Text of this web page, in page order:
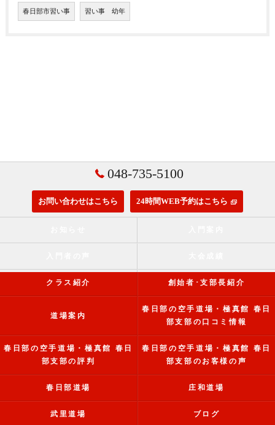
春日部市習い事 習い事 幼年
048-735-5100
お問い合わせはこちら 24時間WEB予約はこちら
クラス紹介 創始者･支部長紹介
道場案内
春日部の空手道場・極真館 春日
部支部の口コミ情報
春日部の空手道場・極真館 春日
部支部の評判
春日部の空手道場・極真館 春日
部支部のお客様の声
春日部道場 庄和道場
武里道場 ブログ